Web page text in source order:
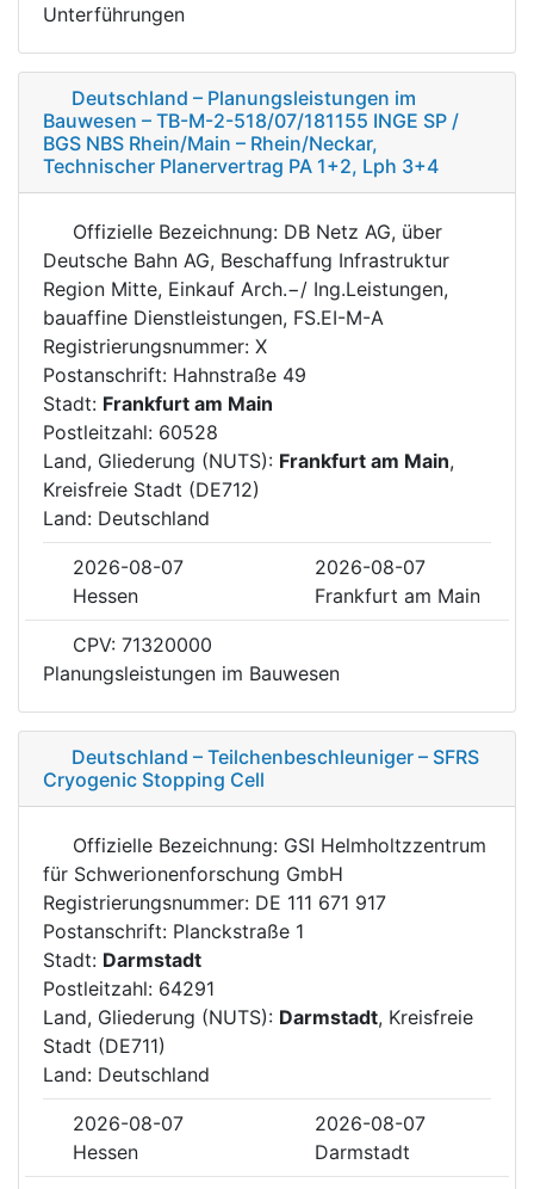
Unterführungen
Deutschland – Planungsleistungen im
Bauwesen – TB-M-2-518/07/181155 INGE SP /
BGS NBS Rhein/Main – Rhein/Neckar,
Technischer Planervertrag PA 1+2, Lph 3+4
Offizielle Bezeichnung: DB Netz AG, über
Deutsche Bahn AG, Beschaffung Infrastruktur
Region Mitte, Einkauf Arch.−/ Ing.Leistungen,
bauaffine Dienstleistungen, FS.EI-M-A
Registrierungsnummer: X
Postanschrift: Hahnstraße 49
Stadt: Frankfurt am Main
Postleitzahl: 60528
Land, Gliederung (NUTS): Frankfurt am Main,
Kreisfreie Stadt (DE712)
Land: Deutschland
2026-08-07
2026-08-07
Hessen
Frankfurt am Main
CPV: 71320000
Planungsleistungen im Bauwesen
Deutschland – Teilchenbeschleuniger – SFRS
Cryogenic Stopping Cell
Offizielle Bezeichnung: GSI Helmholtzzentrum
für Schwerionenforschung GmbH
Registrierungsnummer: DE 111 671 917
Postanschrift: Planckstraße 1
Stadt: Darmstadt
Postleitzahl: 64291
Land, Gliederung (NUTS): Darmstadt, Kreisfreie
Stadt (DE711)
Land: Deutschland
2026-08-07
2026-08-07
Hessen
Darmstadt